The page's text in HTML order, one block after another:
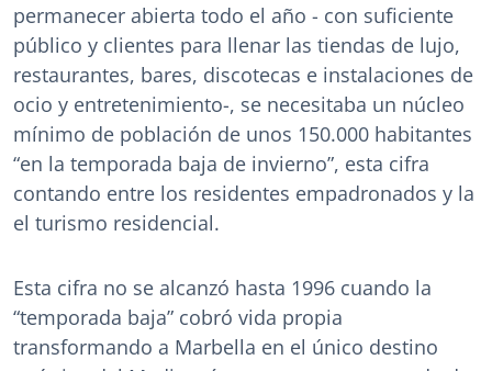
permanecer abierta todo el año - con suficiente
público y clientes para llenar las tiendas de lujo,
restaurantes, bares, discotecas e instalaciones de
ocio y entretenimiento-, se necesitaba un núcleo
mínimo de población de unos 150.000 habitantes
“en la temporada baja de invierno”, esta cifra
contando entre los residentes empadronados y la
el turismo residencial.
Esta cifra no se alcanzó hasta 1996 cuando la
“temporada baja” cobró vida propia
transformando a Marbella en el único destino